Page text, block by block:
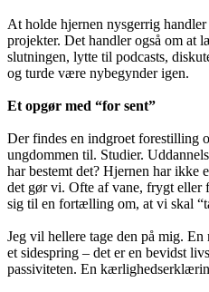
At holde hjernen nysgerrig
projekter. Det handler også om at
slutningen, lytte til podcasts,
og turde være nybegynder igen.
Et opgør med “for sent”
Der findes en indgroet forestilling
ungdommen til. Studier.
har bestemt det? Hjernen har ikke
det gør vi. Ofte af vane, frygt eller
sig til en fortælling om, at vi skal
Jeg vil hellere tage den på mig.
et sidespring – det er en bevidst
passiviteten. En